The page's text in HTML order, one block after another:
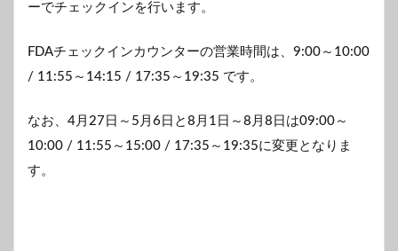
ーでチェックインを行います。
FDAチェックインカウンターの営業時間は、9:00～10:00
/ 11:55～14:15 / 17:35～19:35 です。
なお、4月27日～5月6日と8月1日～8月8日は09:00～
10:00 / 11:55～15:00 / 17:35～19:35に変更となりま
す。